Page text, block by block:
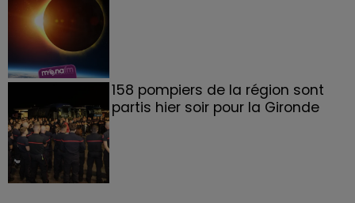
158 pompiers de la région sont
partis hier soir pour la Gironde